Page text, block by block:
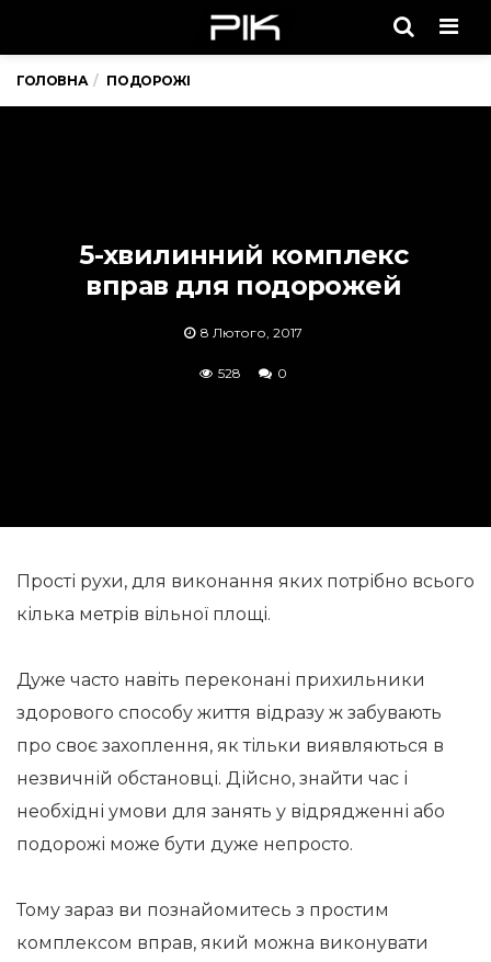
ГОЛОВНА ПОДОРОЖІ
5-хвилинний комплекс
вправ для подорожей
8 Лютого, 2017
528 0
Прості рухи, для виконання яких потрібно всього
кілька метрів вільної площі.
Дуже часто навіть переконані прихильники
здорового способу життя відразу ж забувають
про своє захоплення, як тільки виявляються в
незвичній обстановці. Дійсно, знайти час і
необхідні умови для занять у відрядженні або
подорожі може бути дуже непросто.
Тому зараз ви познайомитесь з простим
комплексом вправ, який можна виконувати